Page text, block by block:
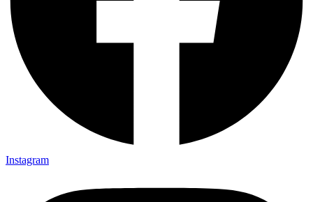
Instagram